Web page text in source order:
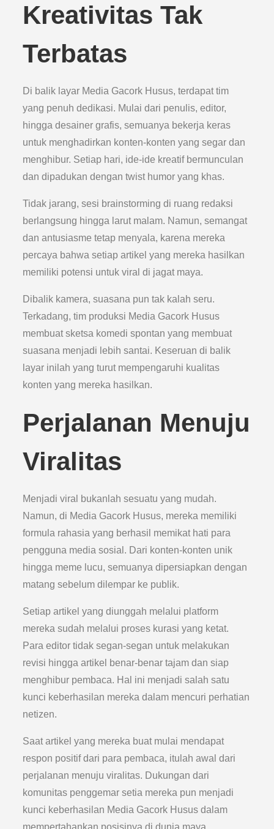
Kreativitas Tak
Terbatas
Di balik layar Media Gacork Husus, terdapat tim
yang penuh dedikasi. Mulai dari penulis, editor,
hingga desainer grafis, semuanya bekerja keras
untuk menghadirkan konten-konten yang segar dan
menghibur. Setiap hari, ide-ide kreatif bermunculan
dan dipadukan dengan twist humor yang khas.
Tidak jarang, sesi brainstorming di ruang redaksi
berlangsung hingga larut malam. Namun, semangat
dan antusiasme tetap menyala, karena mereka
percaya bahwa setiap artikel yang mereka hasilkan
memiliki potensi untuk viral di jagat maya.
Dibalik kamera, suasana pun tak kalah seru.
Terkadang, tim produksi Media Gacork Husus
membuat sketsa komedi spontan yang membuat
suasana menjadi lebih santai. Keseruan di balik
layar inilah yang turut mempengaruhi kualitas
konten yang mereka hasilkan.
Perjalanan Menuju
Viralitas
Menjadi viral bukanlah sesuatu yang mudah.
Namun, di Media Gacork Husus, mereka memiliki
formula rahasia yang berhasil memikat hati para
pengguna media sosial. Dari konten-konten unik
hingga meme lucu, semuanya dipersiapkan dengan
matang sebelum dilempar ke publik.
Setiap artikel yang diunggah melalui platform
mereka sudah melalui proses kurasi yang ketat.
Para editor tidak segan-segan untuk melakukan
revisi hingga artikel benar-benar tajam dan siap
menghibur pembaca. Hal ini menjadi salah satu
kunci keberhasilan mereka dalam mencuri perhatian
netizen.
Saat artikel yang mereka buat mulai mendapat
respon positif dari para pembaca, itulah awal dari
perjalanan menuju viralitas. Dukungan dari
komunitas penggemar setia mereka pun menjadi
kunci keberhasilan Media Gacork Husus dalam
mempertahankan posisinya di dunia maya.